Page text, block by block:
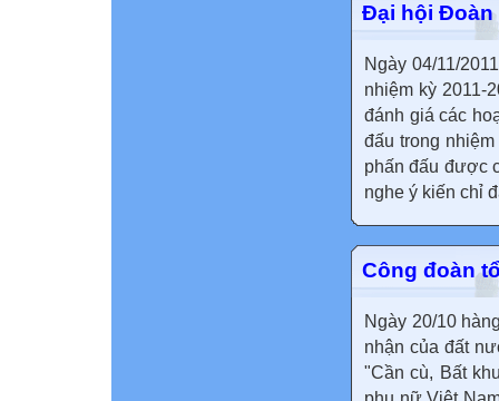
Đại hội Đoàn
Ngày 04/11/
nhiệm kỳ 2011-
đánh giá các
đấu trong
phấn đấu được
nghe ý kiến chỉ
Công đoàn
Ngày 20/10
nhận của đất
"Cần cù, Bất